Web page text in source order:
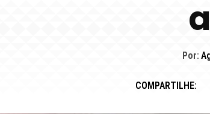
Por:
COMPARTILHE: